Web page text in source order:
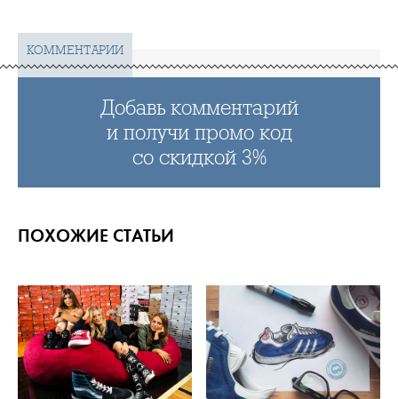
КОММЕНТАРИИ
Добавь комментарий
и получи промо код
со скидкой 3%
ПОХОЖИЕ СТАТЬИ